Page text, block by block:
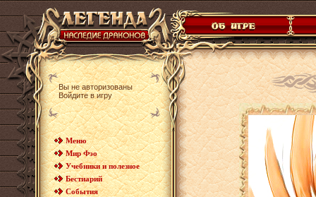
Вы не авторизованы
Войдите в игру
Меню
Мир Фэо
Учебники и полезное
Бестиарий
События